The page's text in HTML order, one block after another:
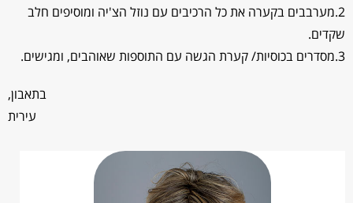
2.מערבבים בקערה את כל הרכיבים עם נוזל הצ'יה ומוסיפים חלב
שקדים.
3.מסדרים בכוסיות/ קערת הגשה עם התוספות שאוהבים, ומגישים.
בתאבון,
עירית